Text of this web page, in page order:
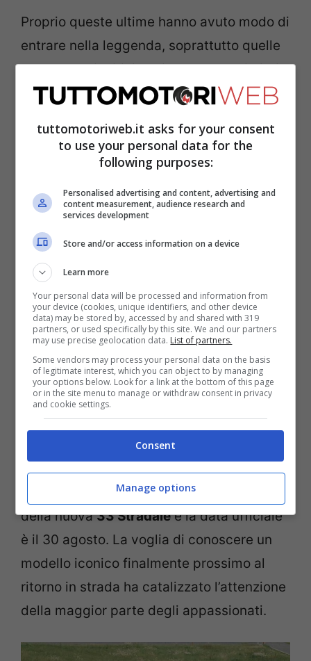
Proprio queste ultime hanno avuto modo di
entrare nella leggenda, soprattutto quelle
prodotte nei mitici anni ’60. Tra le migliori
vetture di sempre di casa Alfa non si può
che ha visto la luce solo per 18 esemplari.
saputo far parlare di sé in tutto il mondo ed
è proprio per questo motivo che tutti
quanti volevano un suo ritorno. Ora l’Alfa
Romeo lancia dei favolosi segnali alla sua
gente da questo punto di vista ed è molto
probabile che nel prossimo futuro giungerà
un grande ritorno.
Alfa Romeo 33 Stradale: le
prime novità
Da diversi mesi a questa parte si stanno
rincorrendo sempre di più le voci sul lancio
della nuova33 Stradalee la data ufficiale
è il 30 agosto. La voglia di conoscere un
modello iconico finalmente prossimo al
ritorno in strada ha catalizzato l’attenzione
della maggior parte degli appassionati.
tuttomotoriweb.it asks for your consent
to use your personal data for the
following purposes:
Personalised advertising and content, advertising and
content measurement, audience research and
services development
Store and/or access information on a device
Learn more
Your personal data will be processed and information from
your device (cookies, unique identifiers, and other device
data) may be stored by, accessed by and shared with 319
partners, or used specifically by this site. We and our partners
may use precise geolocation data. List of partners.
Some vendors may process your personal data on the basis
of legitimate interest, which you can object to by managing
your options below. Look for a link at the bottom of this page
or in the site menu to manage or withdraw consent in privacy
and cookie settings.
Consent
Manage options